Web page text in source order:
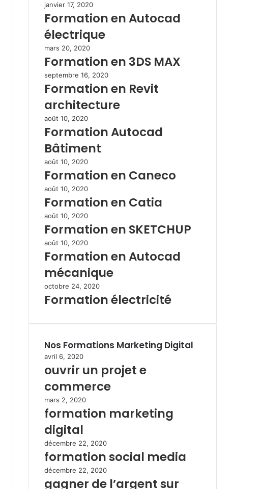
janvier 17, 2020
Formation en Autocad
électrique
mars 20, 2020
Formation en 3DS MAX
septembre 16, 2020
Formation en Revit
architecture
août 10, 2020
Formation Autocad
Bâtiment
août 10, 2020
Formation en Caneco
août 10, 2020
Formation en Catia
août 10, 2020
Formation en SKETCHUP
août 10, 2020
Formation en Autocad
mécanique
octobre 24, 2020
Formation électricité
Nos Formations Marketing Digital
avril 6, 2020
ouvrir un projet e
commerce
mars 2, 2020
formation marketing
digital
décembre 22, 2020
formation social media
décembre 22, 2020
gagner de l’argent sur